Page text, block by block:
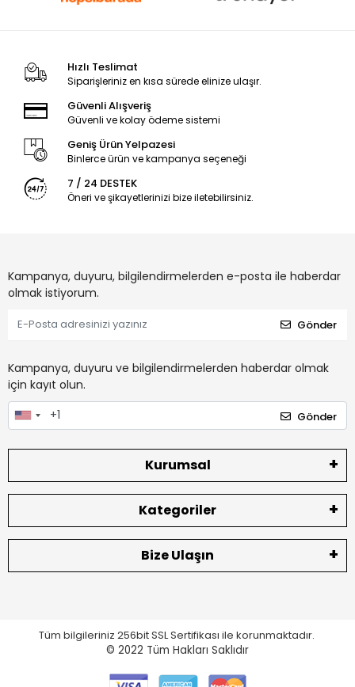
Hızlı Teslimat
Siparişleriniz en kısa sürede elinize ulaşır.
Güvenli Alışveriş
Güvenli ve kolay ödeme sistemi
Geniş Ürün Yelpazesi
Binlerce ürün ve kampanya seçeneği
7 / 24 DESTEK
Öneri ve şikayetlerinizi bize iletebilirsiniz.
Kampanya, duyuru, bilgilendirmelerden e-posta ile haberdar
olmak istiyorum.
Gönder
Kampanya, duyuru ve bilgilendirmelerden haberdar olmak
için kayıt olun.
Gönder
Kurumsal
Kategoriler
Bize Ulaşın
Tüm bilgileriniz 256bit SSL Sertifikası ile korunmaktadır.
© 2022 Tüm Hakları Saklıdır